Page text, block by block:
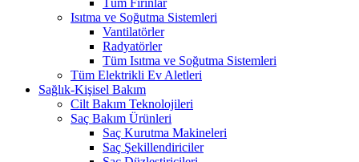
Tüm Fırınlar
Isıtma ve Soğutma Sistemleri
Vantilatörler
Radyatörler
Tüm Isıtma ve Soğutma Sistemleri
Tüm Elektrikli Ev Aletleri
Sağlık-Kişisel Bakım
Cilt Bakım Teknolojileri
Saç Bakım Ürünleri
Saç Kurutma Makineleri
Saç Şekillendiriciler